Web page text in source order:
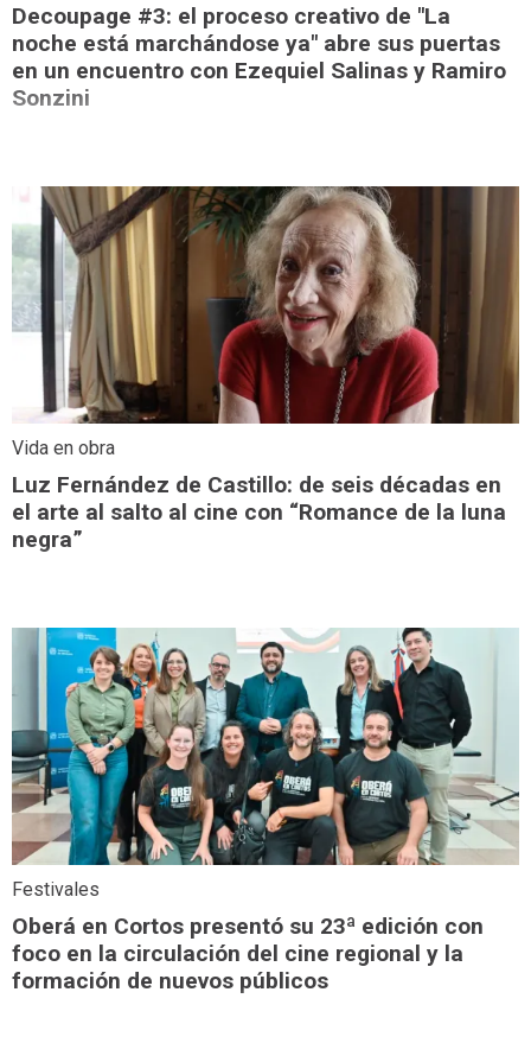
Decoupage #3: el proceso creativo de "La
noche está marchándose ya" abre sus puertas
en un encuentro con Ezequiel Salinas y Ramiro
Sonzini
Vida en obra
Luz Fernández de Castillo: de seis décadas en
el arte al salto al cine con “Romance de la luna
negra”
Festivales
Oberá en Cortos presentó su 23ª edición con
foco en la circulación del cine regional y la
formación de nuevos públicos